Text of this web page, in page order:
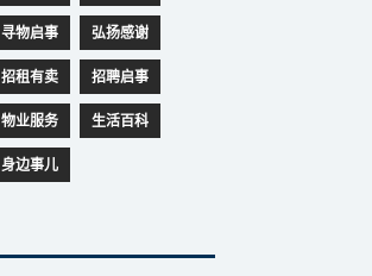
寻物启事 弘扬感谢
招租有卖 招聘启事
物业服务 生活百科
身边事儿